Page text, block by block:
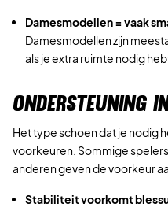
Damesmodellen = vaak
Damesmodellen zijn
als je extra ruimte nodig
ONDERSTEUNING
Het type schoen dat je nodig
voorkeuren. Sommige
anderen geven de voorkeur
Stabiliteit voorkomt